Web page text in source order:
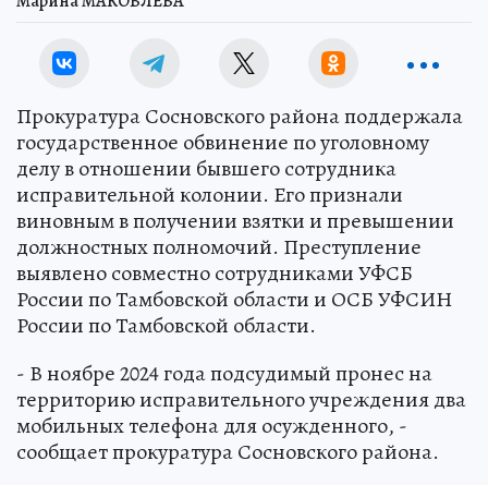
Прокуратура Сосновского района поддержала
государственное обвинение по уголовному
делу в отношении бывшего сотрудника
исправительной колонии. Его признали
виновным в получении взятки и превышении
должностных полномочий. Преступление
выявлено совместно сотрудниками УФСБ
России по Тамбовской области и ОСБ УФСИН
России по Тамбовской области.
- В ноябре 2024 года подсудимый пронес на
территорию исправительного учреждения два
мобильных телефона для осужденного, -
сообщает прокуратура Сосновского района.